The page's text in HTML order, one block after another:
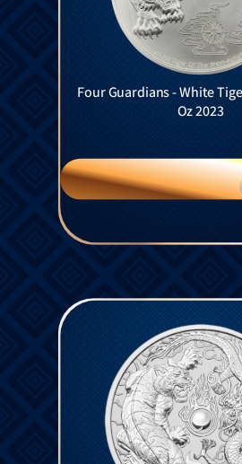
Four Guardians - White
Oz 2023